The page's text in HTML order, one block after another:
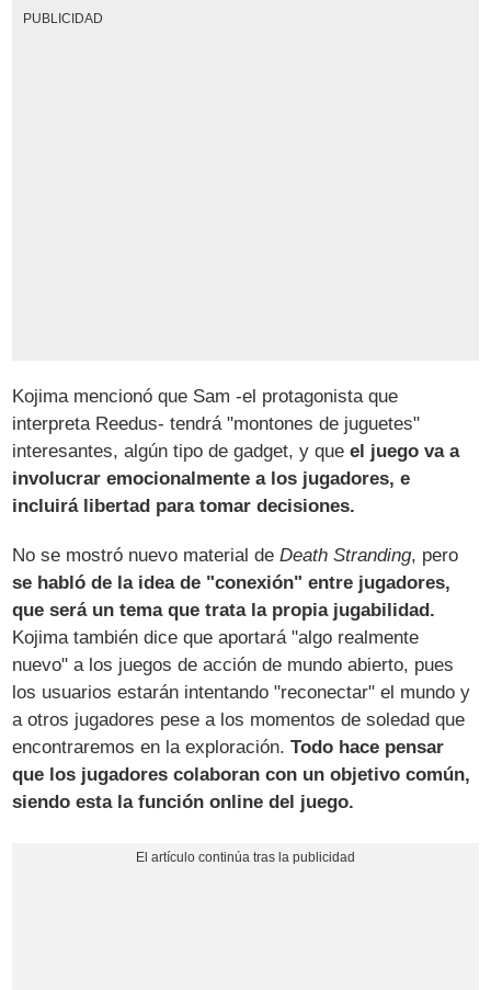
PUBLICIDAD
Kojima mencionó que Sam -el protagonista que
interpreta Reedus- tendrá "montones de juguetes"
interesantes, algún tipo de gadget, y queel juego va a
involucrar emocionalmente a los jugadores, e
incluirá libertad para tomar decisiones.
No se mostró nuevo material deDeath Stranding, pero
se habló de la idea de "conexión" entre jugadores,
que será un tema que trata la propia jugabilidad.
Kojima también dice que aportará "algo realmente
nuevo" a los juegos de acción de mundo abierto, pues
los usuarios estarán intentando "reconectar" el mundo y
a otros jugadores pese a los momentos de soledad que
encontraremos en la exploración.Todo hace pensar
que los jugadores colaboran con un objetivo común,
siendo esta la función online del juego.